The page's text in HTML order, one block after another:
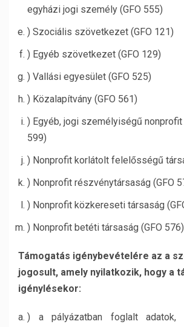
egyházi jogi személy (GFO 555)
) Szociális szövetkezet (GFO 121)
) Egyéb szövetkezet (GFO 129)
) Vallási egyesület (GFO 525)
) Közalapítvány (GFO 561)
) Egyéb, jogi személyiségű
599)
) Nonprofit korlátolt felelősségű
) Nonprofit részvénytársaság (GFO
) Nonprofit közkereseti társaság
) Nonprofit betéti társaság (GFO 576)
Támogatás igénybevételére az a
jogosult, amely nyilatkozik, hogy a
igénylésekor:
) a pályázatban foglalt adatok,